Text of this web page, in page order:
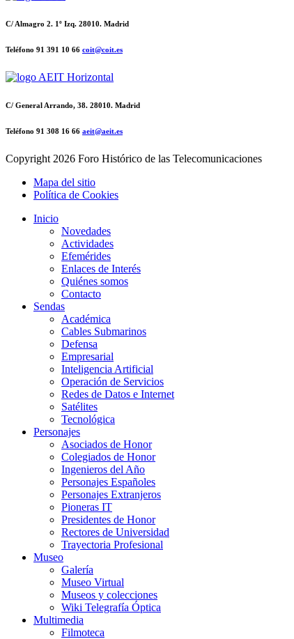
C/ Almagro 2. 1º Izq. 28010. Madrid
Teléfono 91 391 10 66 coit@coit.es
C/ General Arrando, 38. 28010. Madrid
Teléfono 91 308 16 66 aeit@aeit.es
Copyright 2026 Foro Histórico de las Telecomunicaciones
Mapa del sitio
Política de Cookies
Inicio
Novedades
Actividades
Efemérides
Enlaces de Interés
Quiénes somos
Contacto
Sendas
Académica
Cables Submarinos
Defensa
Empresarial
Inteligencia Artificial
Operación de Servicios
Redes de Datos e Internet
Satélites
Tecnológica
Personajes
Asociados de Honor
Colegiados de Honor
Ingenieros del Año
Personajes Españoles
Personajes Extranjeros
Pioneras IT
Presidentes de Honor
Rectores de Universidad
Trayectoria Profesional
Museo
Galería
Museo Virtual
Museos y colecciones
Wiki Telegrafía Óptica
Multimedia
Filmoteca